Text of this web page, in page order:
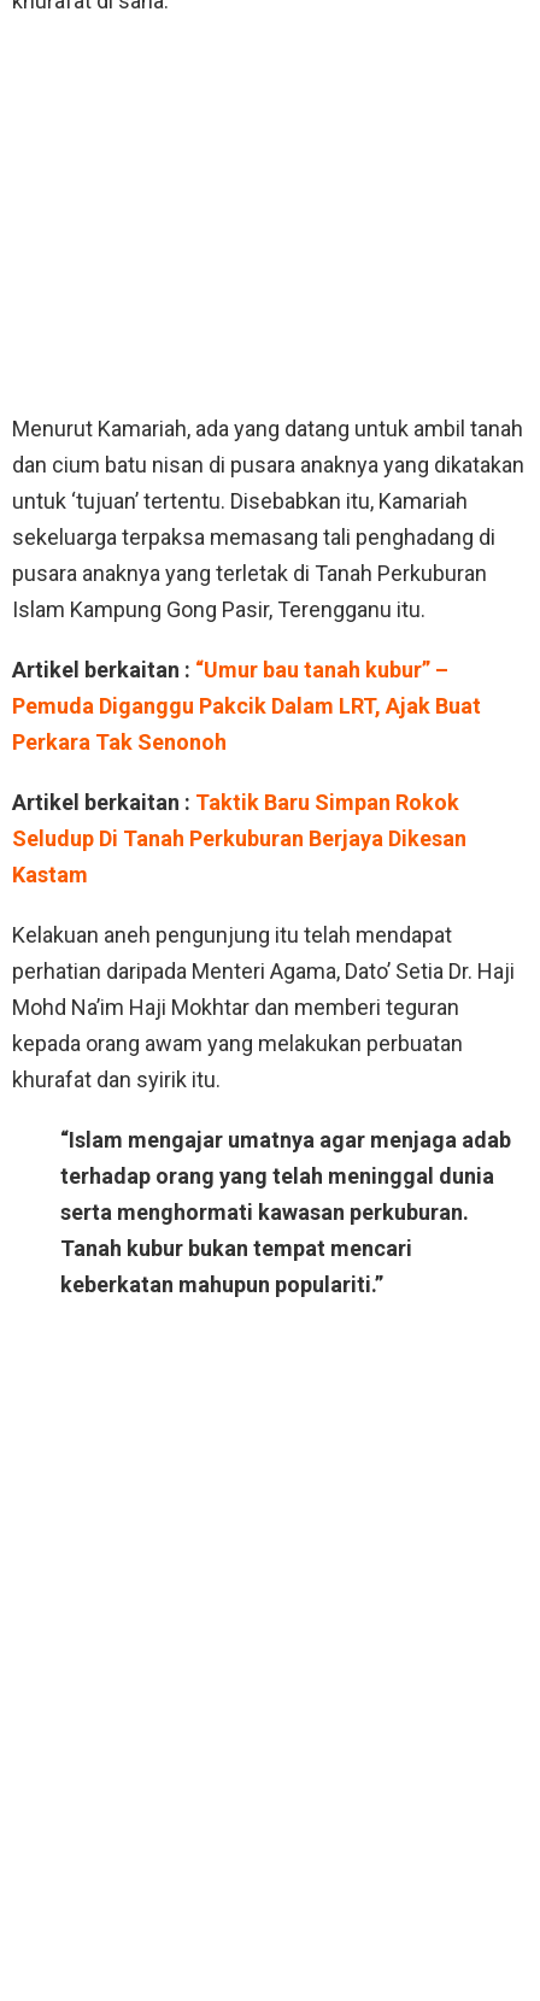
Menurut Kamariah, ada yang datang untuk ambil tanah
dan cium batu nisan di pusara anaknya yang dikatakan
untuk ‘tujuan’ tertentu. Disebabkan itu, Kamariah
sekeluarga terpaksa memasang tali penghadang di
pusara anaknya yang terletak di Tanah Perkuburan
Islam Kampung Gong Pasir, Terengganu itu.
Artikel berkaitan : “Umur bau tanah kubur” –
Pemuda Diganggu Pakcik Dalam LRT, Ajak Buat
Perkara Tak Senonoh
Artikel berkaitan : Taktik Baru Simpan Rokok
Seludup Di Tanah Perkuburan Berjaya Dikesan
Kastam
Kelakuan aneh pengunjung itu telah mendapat
perhatian daripada Menteri Agama, Dato’ Setia Dr. Haji
Mohd Na’im Haji Mokhtar dan memberi teguran
kepada orang awam yang melakukan perbuatan
khurafat dan syirik itu.
“Islam mengajar umatnya agar menjaga adab
terhadap orang yang telah meninggal dunia
serta menghormati kawasan perkuburan.
Tanah kubur bukan tempat mencari
keberkatan mahupun populariti.”